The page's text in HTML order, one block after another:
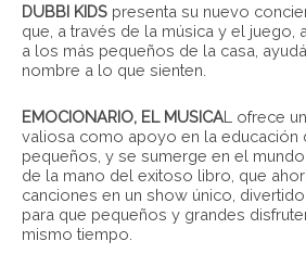
DUBBI KIDS presenta su nuevo
que, a través de la música y el juego,
a los más pequeños de la casa,
nombre a lo que sienten.
EMOCIONARIO, EL MUSICAL ofrece
valiosa como apoyo en la educación
pequeños, y se sumerge en el
de la mano del exitoso libro, que
canciones en un show único,
para que pequeños y grandes
mismo tiempo.